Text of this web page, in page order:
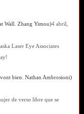
Wall. Zhang Yimou)4 abril,
Laser Eye Associates
bien. Nathan Ambrosioni)
de verso libre que se